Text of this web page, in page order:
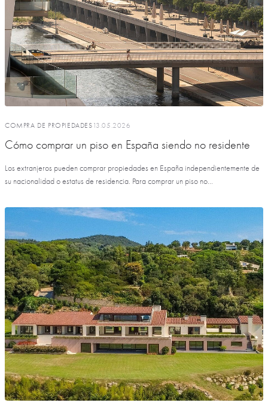
COMPRA DE PROPIEDADES 13.05.2026
Cómo comprar un piso en España siendo no residente
Los extranjeros pueden comprar propiedades en España independientemente de
su nacionalidad o estatus de residencia. Para comprar un piso no...